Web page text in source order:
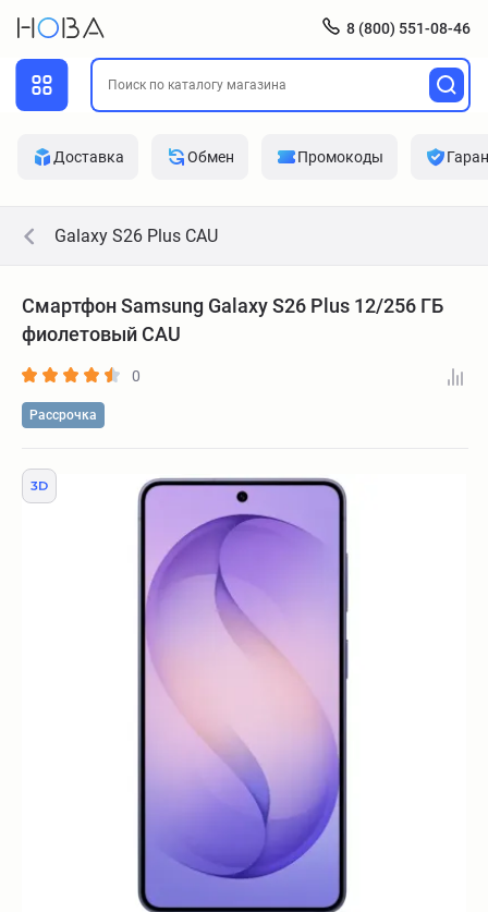
8 (800) 551-08-46
Доставка Обмен Промокоды
Galaxy S26 Plus CAU
Смартфон Samsung Galaxy S26 Plus 12/256 ГБ
фиолетовый CAU
0
Рассрочка